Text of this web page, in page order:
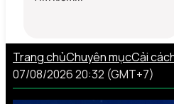
Trang chủChuyên mụcCải
07/08/2026 20:32 (GMT+7)